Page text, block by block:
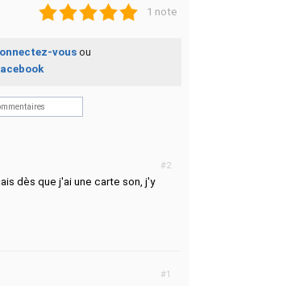
1 2 3 4 5 1 note
vousou
#2
dès que j'ai une carte son, j'y
#1